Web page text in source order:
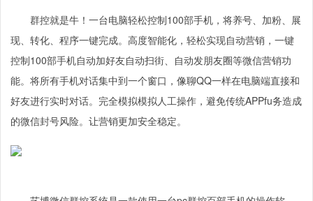
群控就是牛！一台电脑轻松控制100部手机，将养号、加粉、展
现、转化、程序一键完成。高度智能化，轻松实现自动营销，一键
控制100部手机自动加好友自动扫街、自动发朋友圈等微信营销功
能。将所有手机对话集中到一个窗口，像聊QQ一样在电脑端直接和
好友进行实时对话。完全模拟模拟人工操作，避免传统APPfu务造成
的微信封号风险。让营销更加安全稳定。